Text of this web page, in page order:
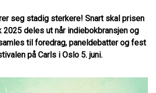
seg stadig sterkere! Snart skal prisen
deles ut når indiebokbransjen og
til foredrag, paneldebatter og fest
på Carls i Oslo 5. juni.